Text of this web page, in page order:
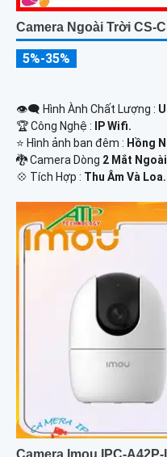
Camera Ngoài Trời CS-
5%-35%
👁️‍🗨 Hình Ành Chất Lượng :
🏆 Công Nghệ :
IP Wifi.
⭐ Hình ảnh ban đêm : Hồng
🐉️ Camera Dòng 2 Mắt
️💠 Tích Hợp : Thu Âm Và Loa.